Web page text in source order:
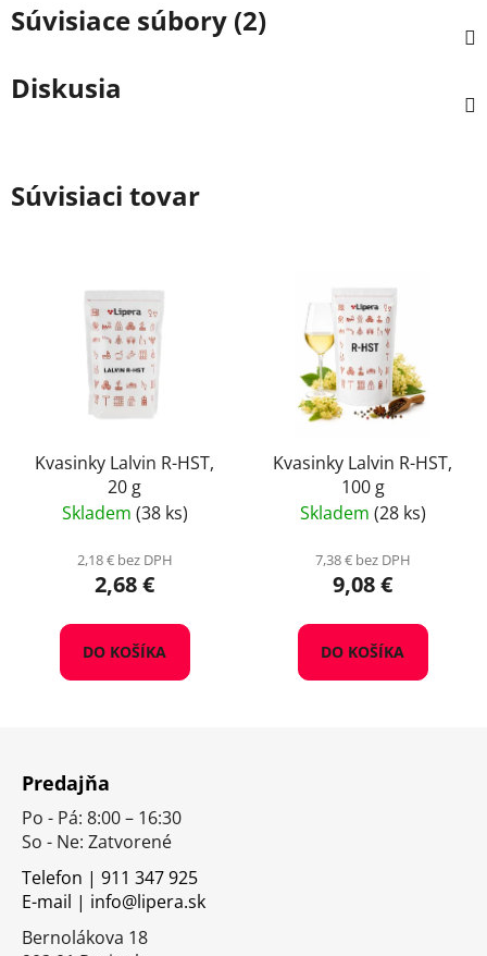
Súvisiace súbory (2)
Diskusia
Súvisiaci tovar
Kvasinky Lalvin R-HST,
20 g
Skladem (38 ks)
2,18 € bez DPH
2,68 €
DO KOŠÍKA
Kvasinky Lalvin R-HST,
100 g
Skladem (28 ks)
7,38 € bez DPH
9,08 €
DO KOŠÍKA
Predajňa
Po - Pá: 8:00 – 16:30
So - Ne: Zatvorené
Telefon | 911 347 925
E-mail | info@lipera.sk
Bernolákova 18